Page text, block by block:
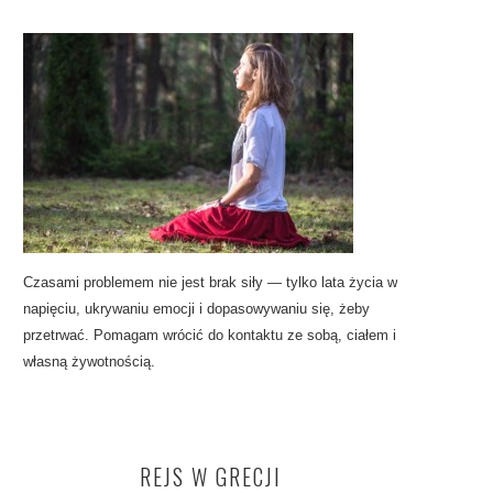
Czasami problemem nie jest brak siły — tylko lata życia w
napięciu, ukrywaniu emocji i dopasowywaniu się, żeby
przetrwać. Pomagam wrócić do kontaktu ze sobą, ciałem i
własną żywotnością.
REJS W GRECJI